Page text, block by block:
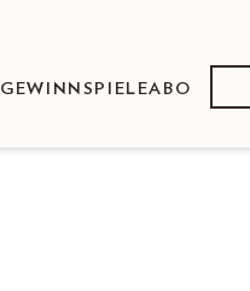
GEWINNSPIELEABO